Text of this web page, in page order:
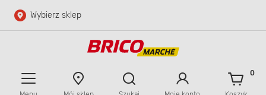
Przejdź do głównej zawartości
Wybierz sklep
0